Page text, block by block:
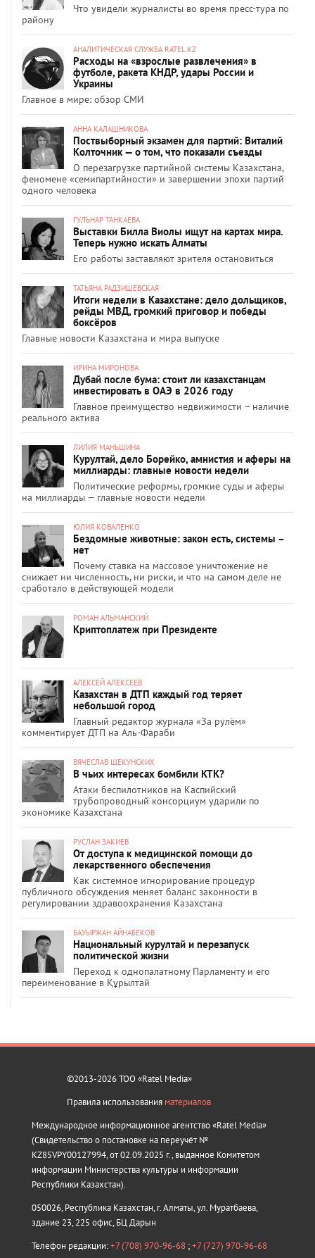
Что увидели журналисты во время пресс-тура по
району
АНАЛИТИЧЕСКАЯ СЛУЖБА RATEL.KZ
Расходы на «взрослые развлечения» в
футболе, ракета КНДР, удары России и
Украины
Главное в мире: обзор СМИ
АННА КАЛАШНИКОВА
Поствыборный экзамен для партий: Виталий
Колточник — о том, что показали съезды
О перезагрузке партийной системы Казахстана,
феномене «семипартийности» и завершении эпохи партий
одного человека
ГУЛЬНАР ТАНКАЕВА
Выставки Билла Виолы ищут на картах мира.
Теперь нужно искать Алматы
Его работы заставляют зрителя остановиться
ТАТЬЯНА РАДЗИШЕВСКАЯ
Итоги недели в Казахстане: дело дольщиков,
рейды МВД, громкий приговор и победы
боксёров
Главные новости Казахстана и мира выпуске
ИРИНА МИРОНОВА
Дубай после бума: стоит ли казахстанцам
инвестировать в ОАЭ в 2026 году
Главное преимущество недвижимости – наличие
реального актива
ЛИЛИЯ МАНЬШИНА
Курултай, дело Борейко, амнистия и аферы на
миллиарды: главные новости недели
Политические реформы, громкие суды и аферы
на миллиарды — главные новости недели
ЮЛИЯ КОВАЛЕНКО
Бездомные животные: закон есть, системы –
нет
Почему ставка на массовое уничтожение не
снижает ни численность, ни риски, и что на самом деле не
сработало в действующей модели
РОМАН АЛЬМАНСКИЙ
Криптоплатеж при Президенте
АЛЕКСЕЙ АЛЕКСЕЕВ
Казахстан в ДТП каждый год теряет
небольшой город
Главный редактор журнала «За рулём»
комментирует ДТП на Аль-Фараби
ВЯЧЕСЛАВ ЩЕКУНСКИХ
В чьих интересах бомбили КТК?
Атаки беспилотников на Каспийский
трубопроводный консорциум ударили по
экономике Казахстана
РУСЛАН ЗАКИЕВ
От доступа к медицинской помощи до
лекарственного обеспечения
Как системное игнорирование процедур
публичного обсуждения меняет баланс законности в
регулировании здравоохранения Казахстана
БАУЫРЖАН АЙНАБЕКОВ
Национальный курултай и перезапуск
политической жизни
Переход к однопалатному Парламенту и его
переименование в Құрылтай
©2013-2026 ТОО «Ratel Media»
Правила использования материалов
Международное информационное агентство «Ratel Media»
(Свидетельство о постановке на переучёт №
KZ85VPY00127994, от 02.09.2025 г., выданное Комитетом
информации Министерства культуры и информации
Республики Казахстан).
050026, Республика Казахстан, г. Алматы, ул. Муратбаева,
здание 23, 225 офис, БЦ Дарын
Телефон редакции:+7 (708) 970-96-68 ;+7 (727) 970-96-68